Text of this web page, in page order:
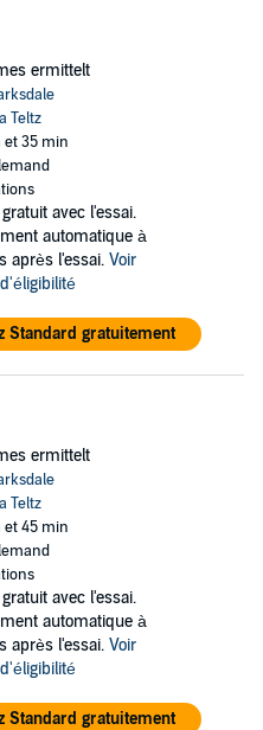
ermittelt
Teltz
et 35 min
avec l'essai.
automatique à
après l'essai. Voir
Standard gratuitement
ermittelt
Teltz
et 45 min
avec l'essai.
automatique à
après l'essai. Voir
Standard gratuitement